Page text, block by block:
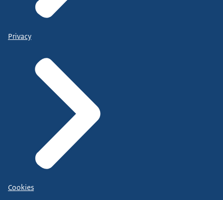
Privacy
Cookies